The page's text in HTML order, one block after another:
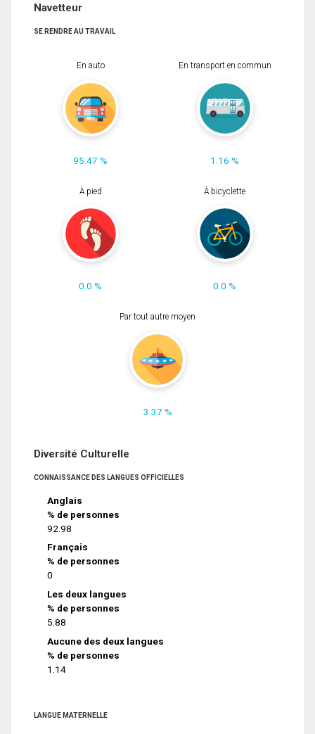
Navetteur
SE RENDRE AU TRAVAIL
En auto
95.47 %
En transport en commun
1.16 %
À pied
0.0 %
À bicyclette
0.0 %
Par tout autre moyen
3.37 %
Diversité Culturelle
CONNAISSANCE DES LANGUES OFFICIELLES
Anglais
% de personnes
92.98
Français
% de personnes
0
Les deux langues
% de personnes
5.88
Aucune des deux langues
% de personnes
1.14
LANGUE MATERNELLE